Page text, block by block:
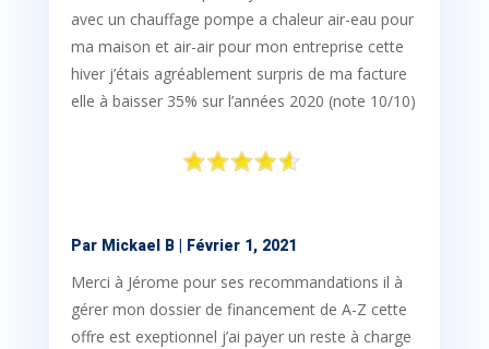
avec un chauffage pompe a chaleur air-eau pour
ma maison et air-air pour mon entreprise cette
hiver j’étais agréablement surpris de ma facture
elle à baisser 35% sur l’années 2020 (note 10/10)
Par Mickael B | Février 1, 2021
Merci à Jérome pour ses recommandations il à
gérer mon dossier de financement de A-Z cette
offre est exeptionnel j’ai payer un reste à charge